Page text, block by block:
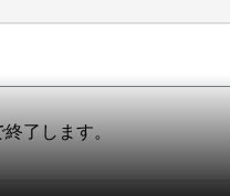
了します。